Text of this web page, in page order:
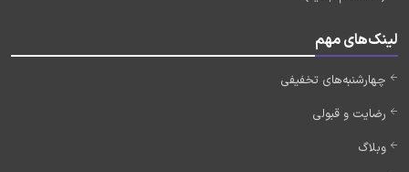
لینک‌های مهم
چهارشنبه‌های تخفیفی
رضایت و قبولی
وبلاگ